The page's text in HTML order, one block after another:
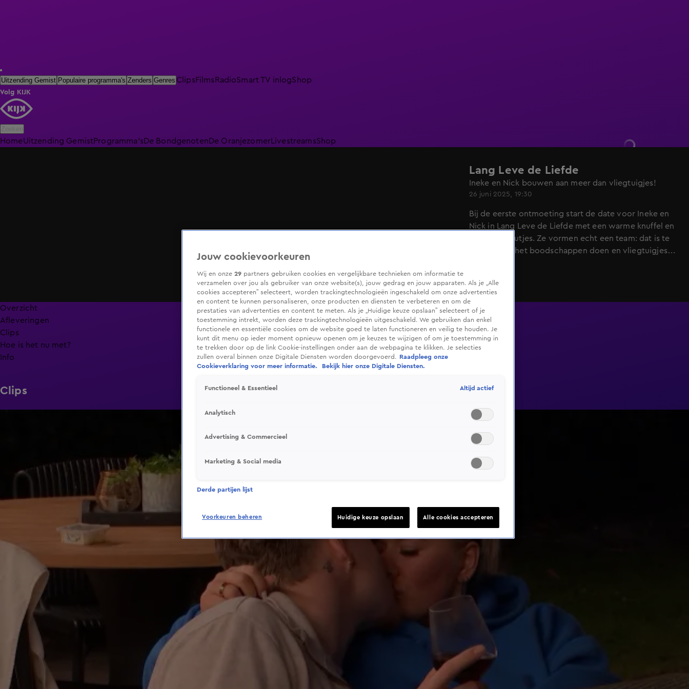
Uitzending Gemist Populaire programma's Zenders Genres ClipsFilmsRadioSmart TV inlogShop
Volg KIJK
HomeUitzending GemistProgramma'sDe BondgenotenDe Oranjezomer LivestreamsShop
Lang Leve de Liefde
Ineke en Nick bouwen aan meer dan vliegtuigjes!
26 juni 2025, 19:30
Bij de eerste ontmoeting start de date voor Ineke en
Nick in Lang Leve de Liefde met een warme knuffel en
leuke cadeautjes. Ze vormen echt een team: dat is te
merken aan het boodschappen doen en vliegtuigjes
varen. Nick heeft een open houding: "Als ik iemand
leuk vind, zeg ik het wel." De work-out werkt niet
helemaal… maar werkt het tussen Ineke en Nick wel?
Overzicht
Afleveringen
Clips
Hoe is het nu met?
Info
Clips
Jouw cookievoorkeuren
Wij en onze 29 partners gebruiken cookies en vergelijkbare technieken om informatie te
verzamelen over jou als gebruiker van onze website(s), jouw gedrag en jouw apparaten. Als je „Alle
cookies accepteren” selecteert, worden trackingtechnologieën ingeschakeld om onze advertenties
en content te kunnen personaliseren, onze producten en diensten te verbeteren en om de
prestaties van advertenties en content te meten. Als je „Huidige keuze opslaan” selecteert of je
toestemming intrekt, worden deze trackingtechnologieën uitgeschakeld. We gebruiken dan enkel
functionele en essentiële cookies om de website goed te laten functioneren en veilig te houden. Je
kunt dit menu op ieder moment opnieuw openen om je keuzes te wijzigen of om je toestemming in
te trekken door op de link Cookie-instellingen onder aan de webpagina te klikken. Je selecties
zullen overal binnen onze Digitale Diensten worden doorgevoerd.
Raadpleeg onze
Cookieverklaring voor meer informatie.
Bekijk hier onze Digitale Diensten.
Functioneel & Essentieel Altijd actief
Analytisch
Advertising & Commercieel
Marketing & Social media
Derde partijen lijst
Voorkeuren beheren Huidige keuze opslaan Alle cookies accepteren